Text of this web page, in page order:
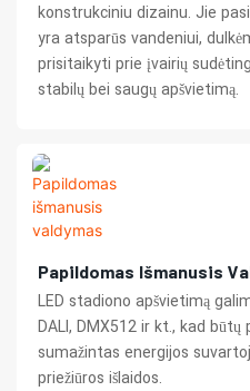
konstrukciniu dizainu. Jie
yra atsparūs vandeniui,
prisitaikyti prie įvairių
stabilų bei saugų apšvietimą.
Papildomas Išmanusis
LED stadiono apšvietimą
DALI, DMX512 ir kt., kad
sumažintas energijos
priežiūros išlaidos.